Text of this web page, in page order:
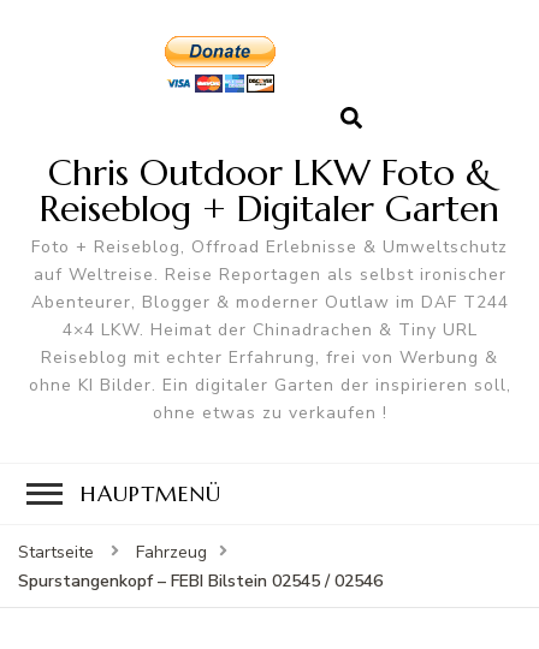
Chris Outdoor LKW Foto &
Reiseblog + Digitaler Garten
Foto + Reiseblog, Offroad Erlebnisse & Umweltschutz
auf Weltreise. Reise Reportagen als selbst ironischer
Abenteurer, Blogger & moderner Outlaw im DAF T244
4×4 LKW. Heimat der Chinadrachen & Tiny URL
Reiseblog mit echter Erfahrung, frei von Werbung &
ohne KI Bilder. Ein digitaler Garten der inspirieren soll,
ohne etwas zu verkaufen !
HAUPTMENÜ
Startseite
Fahrzeug
Spurstangenkopf – FEBI Bilstein 02545 / 02546